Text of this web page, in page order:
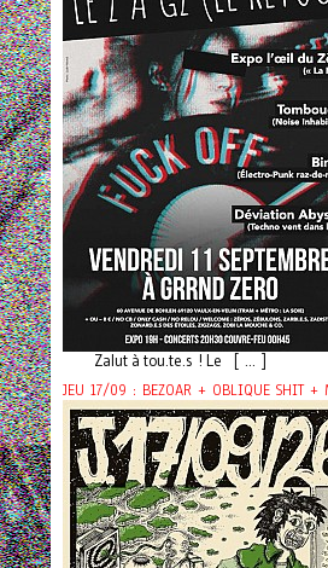
Zalut à tou.te.s ! Le [ ... ]
JEU 17/09 : BEZOAR + OBLIQUE SHIT +